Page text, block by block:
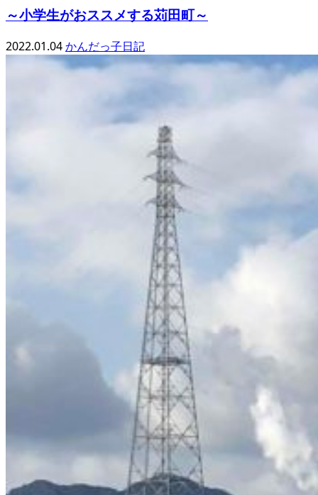
～小学生がおススメする苅田町～
2022.01.04かんだっ子日記